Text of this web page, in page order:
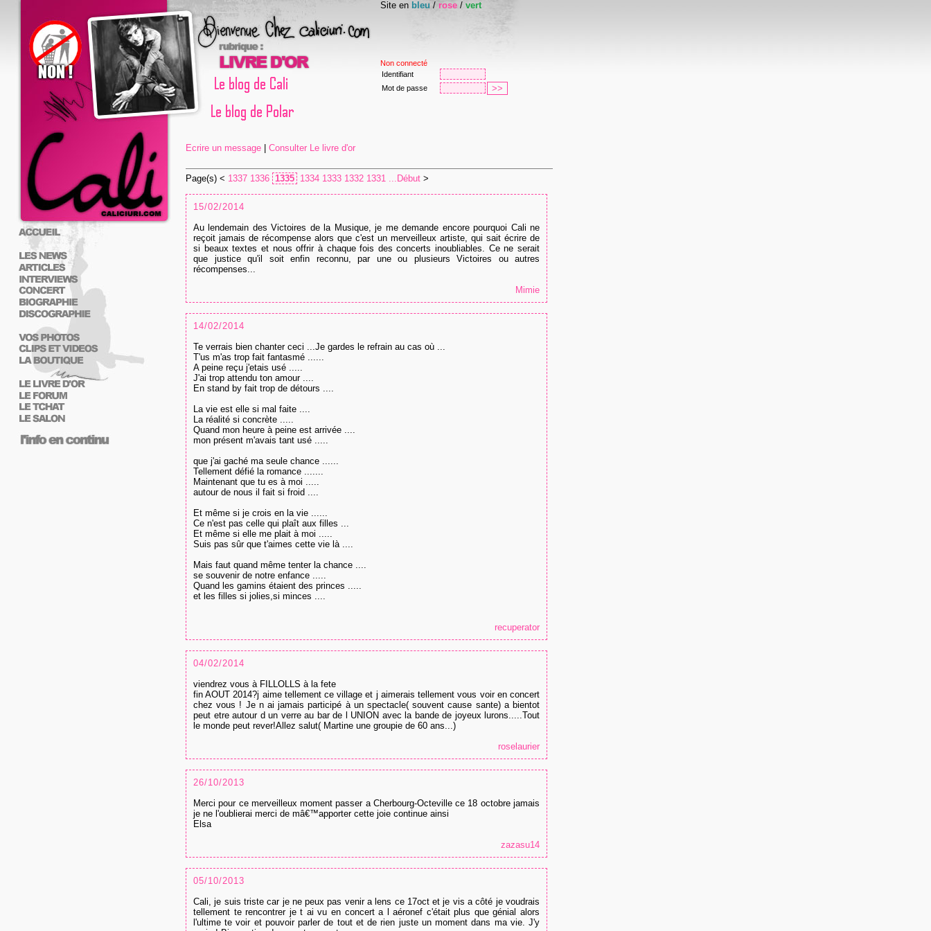
Site en bleu / rose / vert
Non connecté
Identifiant
Mot de passe
Ecrire un message Consulter Le livre d'or
Page(s) < 1337 1336 1335 1334 1333 1332 1331 ...Début >
15/02/2014
Au lendemain des Victoires de la Musique, je me demande encore pourquoi Cali ne
reçoit jamais de récompense alors que c'est un merveilleux artiste, qui sait écrire de
si beaux textes et nous offrir à chaque fois des concerts inoubliables. Ce ne serait
que justice qu'il soit enfin reconnu, par une ou plusieurs Victoires ou autres
récompenses...
Mimie
14/02/2014
Te verrais bien chanter ceci ...Je gardes le refrain au cas où ...
T'us m'as trop fait fantasmé ......
A peine reçu j'etais usé .....
J'ai trop attendu ton amour ....
En stand by fait trop de détours ....
La vie est elle si mal faite ....
La réalité si concrète .....
Quand mon heure à peine est arrivée ....
mon présent m'avais tant usé .....
que j'ai gaché ma seule chance ......
Tellement défié la romance .......
Maintenant que tu es à moi .....
autour de nous il fait si froid ....
Et même si je crois en la vie ......
Ce n'est pas celle qui plaît aux filles ...
Et même si elle me plait à moi .....
Suis pas sûr que t'aimes cette vie là ....
Mais faut quand même tenter la chance ....
se souvenir de notre enfance .....
Quand les gamins étaient des princes .....
et les filles si jolies,si minces ....
recuperator
04/02/2014
viendrez vous à FILLOLLS à la fete
fin AOUT 2014?j aime tellement ce village et j aimerais tellement vous voir en concert
chez vous ! Je n ai jamais participé à un spectacle( souvent cause sante) a bientot
peut etre autour d un verre au bar de l UNION avec la bande de joyeux lurons.....Tout
le monde peut rever!Allez salut( Martine une groupie de 60 ans...)
roselaurier
26/10/2013
Merci pour ce merveilleux moment passer a Cherbourg-Octeville ce 18 octobre jamais
je ne l'oublierai merci de mâ€™apporter cette joie continue ainsi
Elsa
zazasu14
05/10/2013
Cali, je suis triste car je ne peux pas venir a lens ce 17oct et je vis a côté je voudrais
tellement te rencontrer je t ai vu en concert a l aéronef c'était plus que génial alors
l'ultime te voir et pouvoir parler de tout et de rien juste un moment dans ma vie. J'y